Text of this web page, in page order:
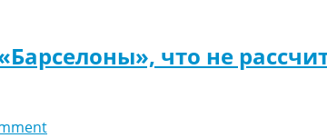
что не